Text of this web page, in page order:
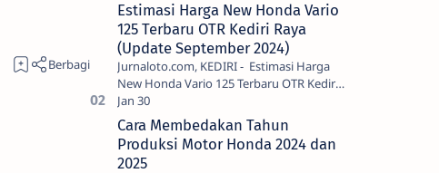
Estimasi Harga New Honda Vario
125 Terbaru OTR Kediri Raya
(Update September 2024)
Jurnaloto.com, KEDIRI - Estimasi Harga
New Honda Vario 125 Terbaru OTR Kediri
Raya (Update September 2024) Brosis
sekalian, PT Astra Honda Motor (AH…
Cara Membedakan Tahun
Produksi Motor Honda 2024 dan
2025